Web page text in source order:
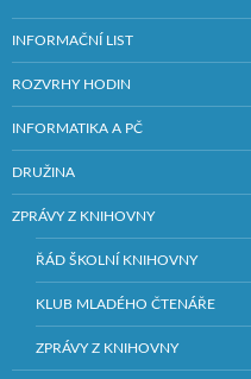
INFORMAČNÍ LIST
ROZVRHY HODIN
INFORMATIKA A PČ
DRUŽINA
ZPRÁVY Z KNIHOVNY
ŘÁD ŠKOLNÍ KNIHOVNY
KLUB MLADÉHO ČTENÁŘE
ZPRÁVY Z KNIHOVNY